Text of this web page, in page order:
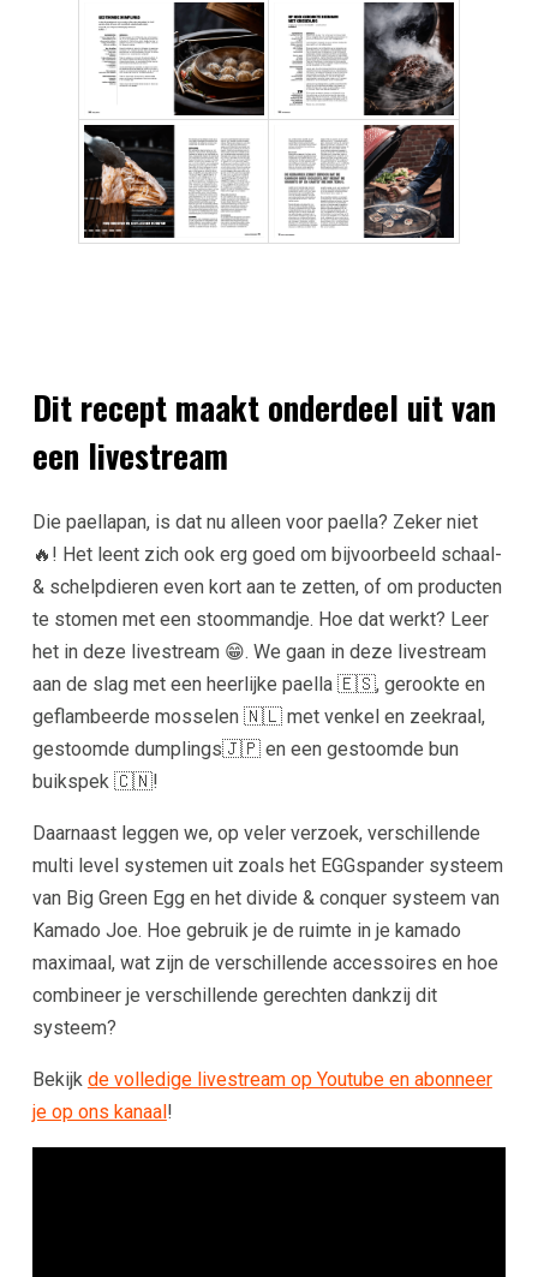
Dit recept maakt onderdeel uit van
een livestream
Die paellapan, is dat nu alleen voor paella? Zeker niet
🔥! Het leent zich ook erg goed om bijvoorbeeld schaal-
& schelpdieren even kort aan te zetten, of om producten
te stomen met een stoommandje. Hoe dat werkt? Leer
het in deze livestream 😁. We gaan in deze livestream
aan de slag met een heerlijke paella 🇪🇸, gerookte en
geflambeerde mosselen 🇳🇱 met venkel en zeekraal,
gestoomde dumplings🇯🇵 en een gestoomde bun
buikspek 🇨🇳!
Daarnaast leggen we, op veler verzoek, verschillende
multi level systemen uit zoals het EGGspander systeem
van Big Green Egg en het divide & conquer systeem van
Kamado Joe. Hoe gebruik je de ruimte in je kamado
maximaal, wat zijn de verschillende accessoires en hoe
combineer je verschillende gerechten dankzij dit
systeem?
Bekijk de volledige livestream op Youtube en abonneer
je op ons kanaal !